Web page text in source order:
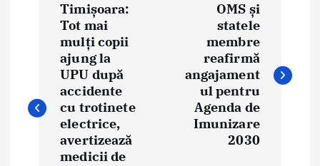
n
Timișoara:
Tot mai
mulți copii
ajung la
UPU după
accidente
cu trotinete
electrice,
avertizează
medicii de
OMS și
statele
membre
reafirmă
angajament
ul pentru
Agenda de
Imunizare
2030